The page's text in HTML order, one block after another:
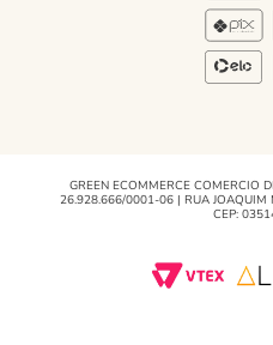
GREEN ECOMMERCE COMERCIO
26.928.666/0001-06 | RUA JOAQUIM
CEP: